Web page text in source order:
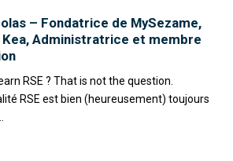
– Fondatrice de MySezame,
Administratrice et membre
RSE ? That is not the question.
RSE est bien (heureusement) toujours